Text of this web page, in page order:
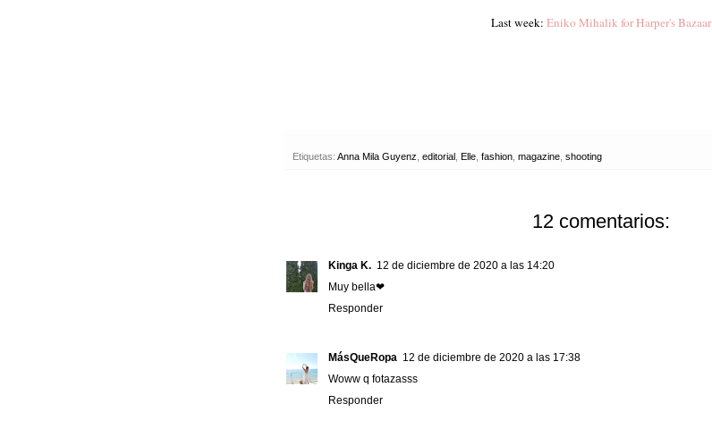
Last week: Eniko Mihalik for Harper's Bazaar
Etiquetas: Anna Mila Guyenz editorial Elle fashion magazine shooting
12 comentarios:
Kinga K. 12 de diciembre de 2020 a las 14:20
Muy bella❤
Responder
MásQueRopa 12 de diciembre de 2020 a las 17:38
Woww q fotazasss
Responder